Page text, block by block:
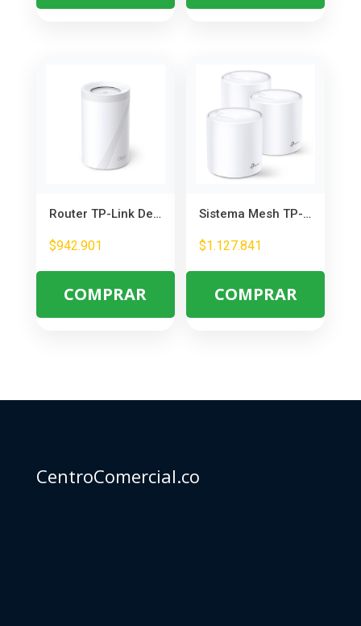
Router TP-Link Deco BE11000 Mesh Wi-Fi 7 – Cobertura Total en el Hogar
$942.901
COMPRAR
Sistema Mesh TP-Link Deco 3 Nodos AX1800 Wi-Fi 6 – Cobertura Total en Hogar u Oficina
$1.127.841
COMPRAR
CentroComercial.co